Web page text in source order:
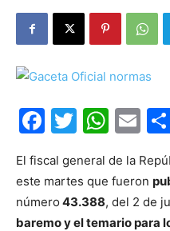
Facebook
Twitter
El fiscal general de la
este martes que fueron
número 43.388, del 2 de
baremo y el temario para